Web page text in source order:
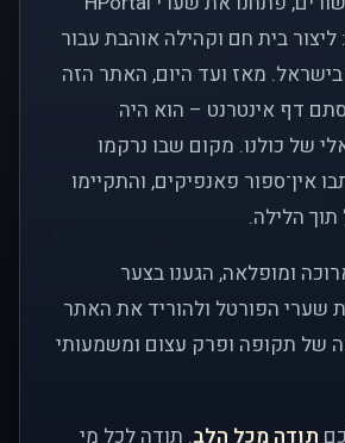
בית חם וקהילה אוהבת עבור
בישראל. מאז ועד היום, האתר הזה
דף אינטרנט – הוא היה
של כולנו. מקום שבו נרקמו
אין־ספור פאנפיקים, והתקיימו
תוך הלילה.
ומופלאה, הגענו בצער
שערי הפורטל ולהוריד את האתר
של תקופה ופרק עצום ומשמעותי
תודה מכל הלב. תודה לכל מי